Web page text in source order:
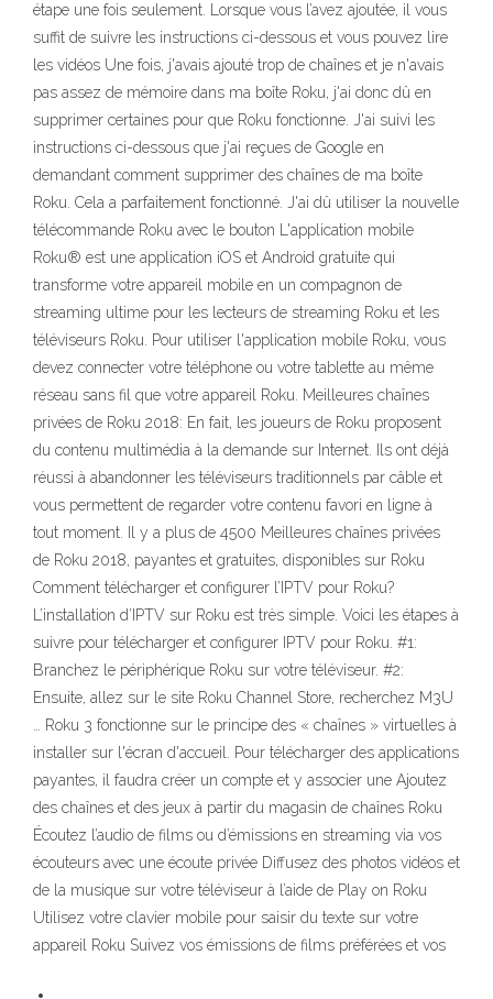
étape une fois seulement. Lorsque vous l’avez ajoutée, il vous
suffit de suivre les instructions ci-dessous et vous pouvez lire
les vidéos Une fois, j'avais ajouté trop de chaînes et je n'avais
pas assez de mémoire dans ma boîte Roku, j'ai donc dû en
supprimer certaines pour que Roku fonctionne. J'ai suivi les
instructions ci-dessous que j'ai reçues de Google en
demandant comment supprimer des chaînes de ma boîte
Roku. Cela a parfaitement fonctionné. J'ai dû utiliser la nouvelle
télécommande Roku avec le bouton L'application mobile
Roku® est une application iOS et Android gratuite qui
transforme votre appareil mobile en un compagnon de
streaming ultime pour les lecteurs de streaming Roku et les
téléviseurs Roku. Pour utiliser l'application mobile Roku, vous
devez connecter votre téléphone ou votre tablette au même
réseau sans fil que votre appareil Roku. Meilleures chaînes
privées de Roku 2018: En fait, les joueurs de Roku proposent
du contenu multimédia à la demande sur Internet. Ils ont déjà
réussi à abandonner les téléviseurs traditionnels par câble et
vous permettent de regarder votre contenu favori en ligne à
tout moment. Il y a plus de 4500 Meilleures chaînes privées
de Roku 2018, payantes et gratuites, disponibles sur Roku
Comment télécharger et configurer l’IPTV pour Roku?
L’installation d’IPTV sur Roku est très simple. Voici les étapes à
suivre pour télécharger et configurer IPTV pour Roku. #1:
Branchez le périphérique Roku sur votre téléviseur. #2:
Ensuite, allez sur le site Roku Channel Store, recherchez M3U
… Roku 3 fonctionne sur le principe des « chaînes » virtuelles à
installer sur l'écran d'accueil. Pour télécharger des applications
payantes, il faudra créer un compte et y associer une Ajoutez
des chaînes et des jeux à partir du magasin de chaînes Roku
Écoutez l’audio de films ou d’émissions en streaming via vos
écouteurs avec une écoute privée Diffusez des photos vidéos et
de la musique sur votre téléviseur à l’aide de Play on Roku
Utilisez votre clavier mobile pour saisir du texte sur votre
appareil Roku Suivez vos émissions de films préférées et vos